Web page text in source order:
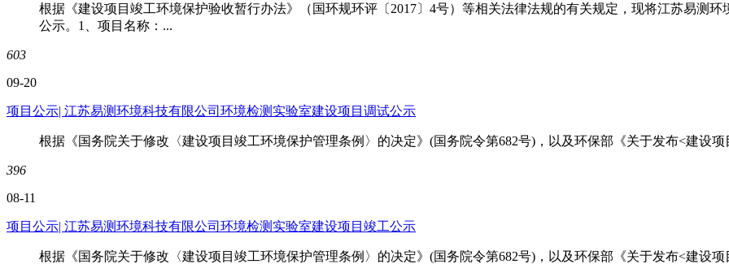
根据《建设项目竣工环境保护验收暂行办法》（国环规环评〔2017〕4号）等相关法律法规的有关规定，现将江苏易测
公示。1、项目名称：...
603
09-20
项目公示| 江苏易测环境科技有限公司环境检测实验室建设项目调试公示
根据《国务院关于修改〈建设项目竣工环境保护管理条例〉的决定》(国务院令第682号)，以及环保部《关于发布<建设
396
08-11
项目公示| 江苏易测环境科技有限公司环境检测实验室建设项目竣工公示
根据《国务院关于修改〈建设项目竣工环境保护管理条例〉的决定》(国务院令第682号)，以及环保部《关于发布<建设